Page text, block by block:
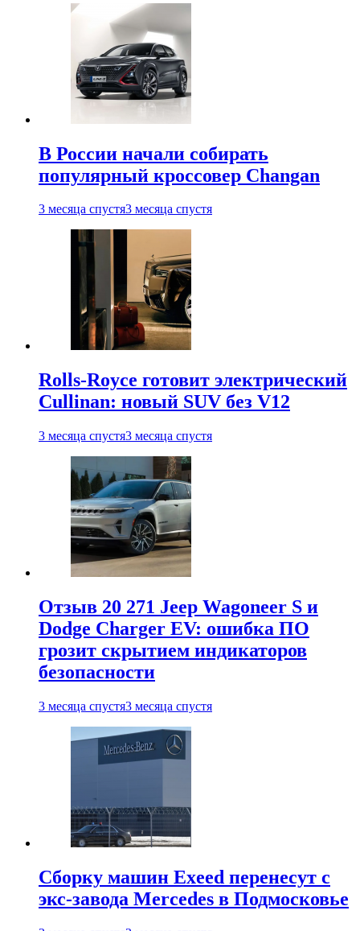
В России начали собирать
популярный кроссовер Changan
3 месяца спустя3 месяца спустя
Rolls-Royce готовит электрический
Cullinan: новый SUV без V12
3 месяца спустя3 месяца спустя
Отзыв 20 271 Jeep Wagoneer S и
Dodge Charger EV: ошибка ПО
грозит скрытием индикаторов
безопасности
3 месяца спустя3 месяца спустя
Сборку машин Exeed перенесут с
экс-завода Mercedes в Подмосковье